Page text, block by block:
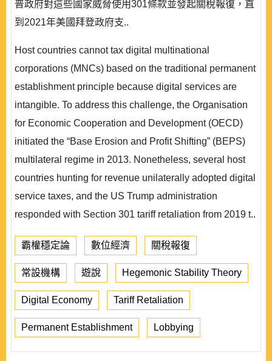
普政府對這些國家威脅使用301條款並發起關稅報復，直
到2021年美國拜登政府支..
Host countries cannot tax digital multinational
corporations (MNCs) based on the traditional permanent
establishment principle because digital services are
intangible. To address this challenge, the Organisation
for Economic Cooperation and Development (OECD)
initiated the “Base Erosion and Profit Shifting” (BEPS)
multilateral regime in 2013. Nonetheless, several host
countries hunting for revenue unilaterally adopted digital
service taxes, and the US Trump administration
responded with Section 301 tariff retaliation from 2019 t..
霸權穩定論 數位經濟 關稅報復
常設機構 遊說 Hegemonic Stability Theory
Digital Economy Tariff Retaliation
Permanent Establishment Lobbying